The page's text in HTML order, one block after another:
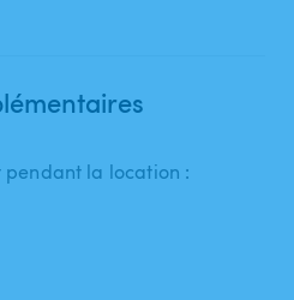
la location :